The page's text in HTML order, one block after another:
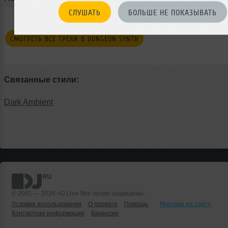
СЛУШАТЬ БОЛЬШЕ НЕ ПОКАЗЫВАТЬ
СМОТРЕТЬ ВСЕ ТРЕКИ В DUNGEON SYNTH
Связанные стили:
Dark Ambient
© 2001 — 2026 «DJ.ru» Все права защищены.
Условия использования
О проекте Помощь
Реклама на сайте
Контактная информация
Вакансии